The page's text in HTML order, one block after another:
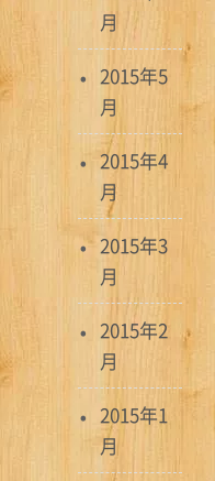
月
2015年5
月
2015年4
月
2015年3
月
2015年2
月
2015年1
月